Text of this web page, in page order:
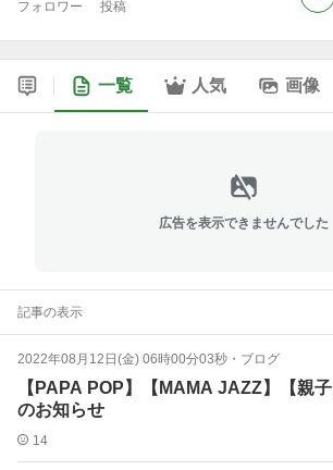
フォロワー 投稿
一覧 人気 画像
広告を表示できませんでした
記事の表示
2022年08月12日(金) 06時00分03秒 ・ ブログ
【PAPA POP】【MAMA JAZZ】【親
のお知らせ
14